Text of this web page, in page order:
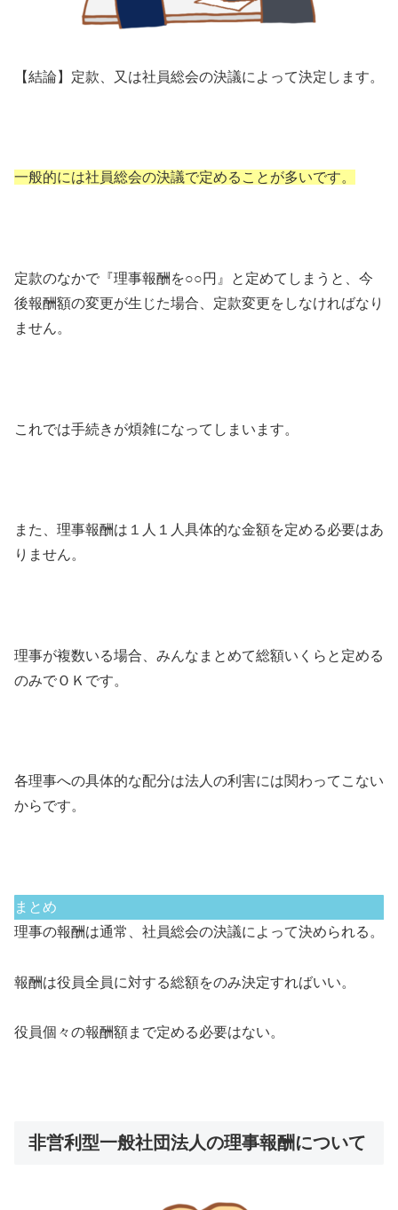
【結論】定款、又は社員総会の決議によって決定します。
一般的には社員総会の決議で定めることが多いです。
定款のなかで『理事報酬を○○円』と定めてしまうと、今
後報酬額の変更が生じた場合、定款変更をしなければなり
ません。
これでは手続きが煩雑になってしまいます。
また、理事報酬は１人１人具体的な金額を定める必要はあ
りません。
理事が複数いる場合、みんなまとめて総額いくらと定める
のみでＯＫです。
各理事への具体的な配分は法人の利害には関わってこない
からです。
まとめ
理事の報酬は通常、社員総会の決議によって決められる。
報酬は役員全員に対する総額をのみ決定すればいい。
役員個々の報酬額まで定める必要はない。
非営利型一般社団法人の理事報酬について